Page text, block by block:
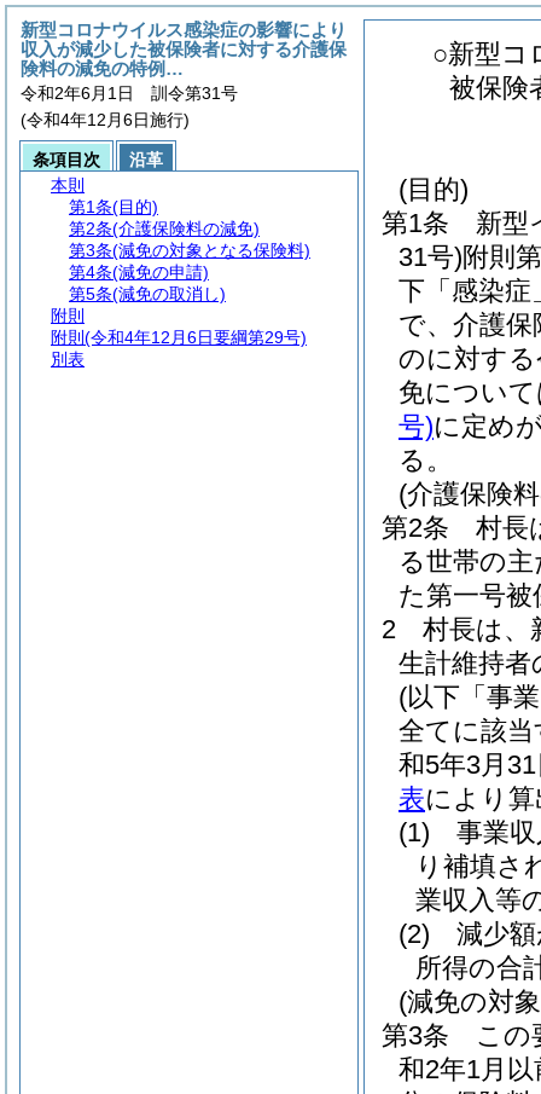
○新型コ
被保険
(目的)
第1条
新型
31号)附則
下「感染
で、介護保
のに対す
免につい
号)に定め
る。
(介護保険
第2条
村長
る世帯の
た第一号
2
村長は、
生計維持者
(以下「事
全てに該
和5年3月
表により
(1)
事業
り補填さ
業収入等
(2)
減少
所得の合
(減免の対
第3条
この
和2年1月
新型コロナウイルス感染症の影響により
収入が減少した被保険者に対する介護保
険料の減免の特例…
令和2年6月1日 訓令第31号
(令和4年12月6日施行)
条項目次
沿革
本則
第1条(目的)
第2条(介護保険料の減免)
第3条(減免の対象となる保険料)
第4条(減免の申請)
第5条(減免の取消し)
附則
附則 (令和4年12月6日要綱第29号)
別表